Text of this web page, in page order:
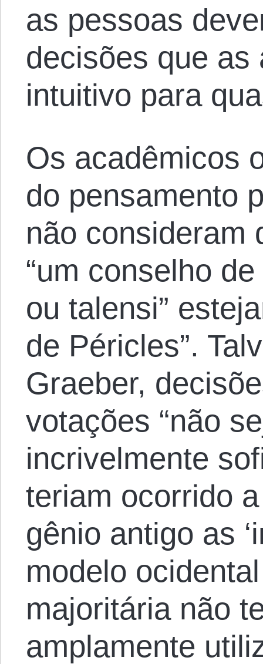
as pessoas
decisões que as
intuitivo para
Os acadêmicos
do pensamento
não consideram
“um conselho
ou talensi”
de Péricles”.
Graeber,
votações “não
incrivelmente
teriam ocorrido
gênio antigo as
modelo
majoritária não
amplamente